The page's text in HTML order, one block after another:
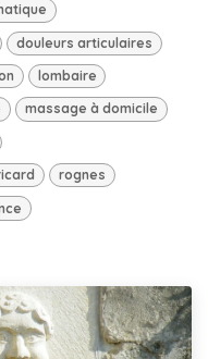
douleurs articulaires
lombaire
massage à domicile
rognes